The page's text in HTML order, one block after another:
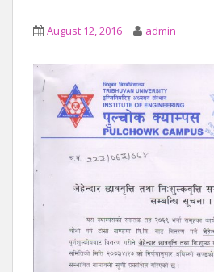
August 12, 2016 admin